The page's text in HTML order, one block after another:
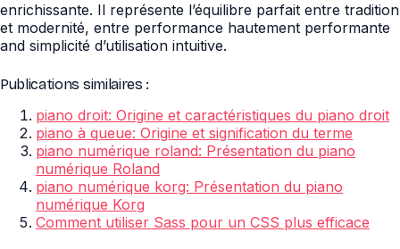
enrichissante. Il représente l’équilibre parfait entre tradition
et modernité, entre performance hautement performante
and simplicité d’utilisation intuitive.
Publications similaires :
piano droit: Origine et caractéristiques du piano droit
piano à queue: Origine et signification du terme
piano numérique roland: Présentation du piano
numérique Roland
piano numérique korg: Présentation du piano
numérique Korg
Comment utiliser Sass pour un CSS plus efficace